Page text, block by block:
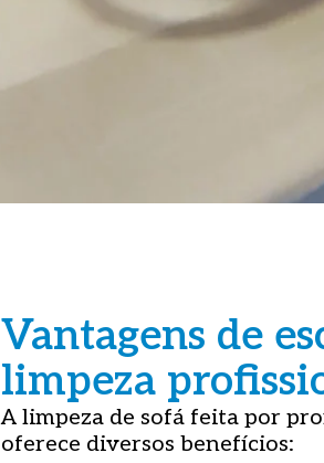
Vantagens de
limpeza
A limpeza de sofá feita por
oferece diversos benefícios: